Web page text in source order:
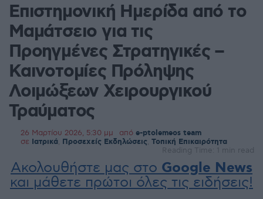
Επιστημονική Ημερίδα από το
Μαμάτσειο για τις
Προηγμένες Στρατηγικές –
Καινοτομίες Πρόληψης
Λοιμώξεων Χειρουργικού
Τραύματος
26 Μαρτίου 2026, 5:30 μμ από e-ptolemeos team
σε Ιατρικά Προσεχείς Εκδηλώσεις Τοπική Επικαιρότητα
Reading Time: 1 min read
Ακολουθήστε μας στο Google News
και μάθετε πρώτοι όλες τις ειδήσεις!